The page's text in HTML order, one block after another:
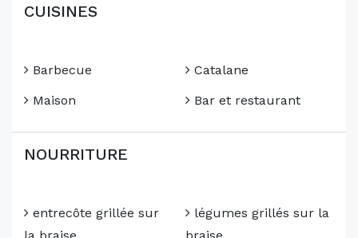
CUISINES
Barbecue
Maison
Catalane
Bar et restaurant
NOURRITURE
entrecôte grillée sur
légumes grillés sur la